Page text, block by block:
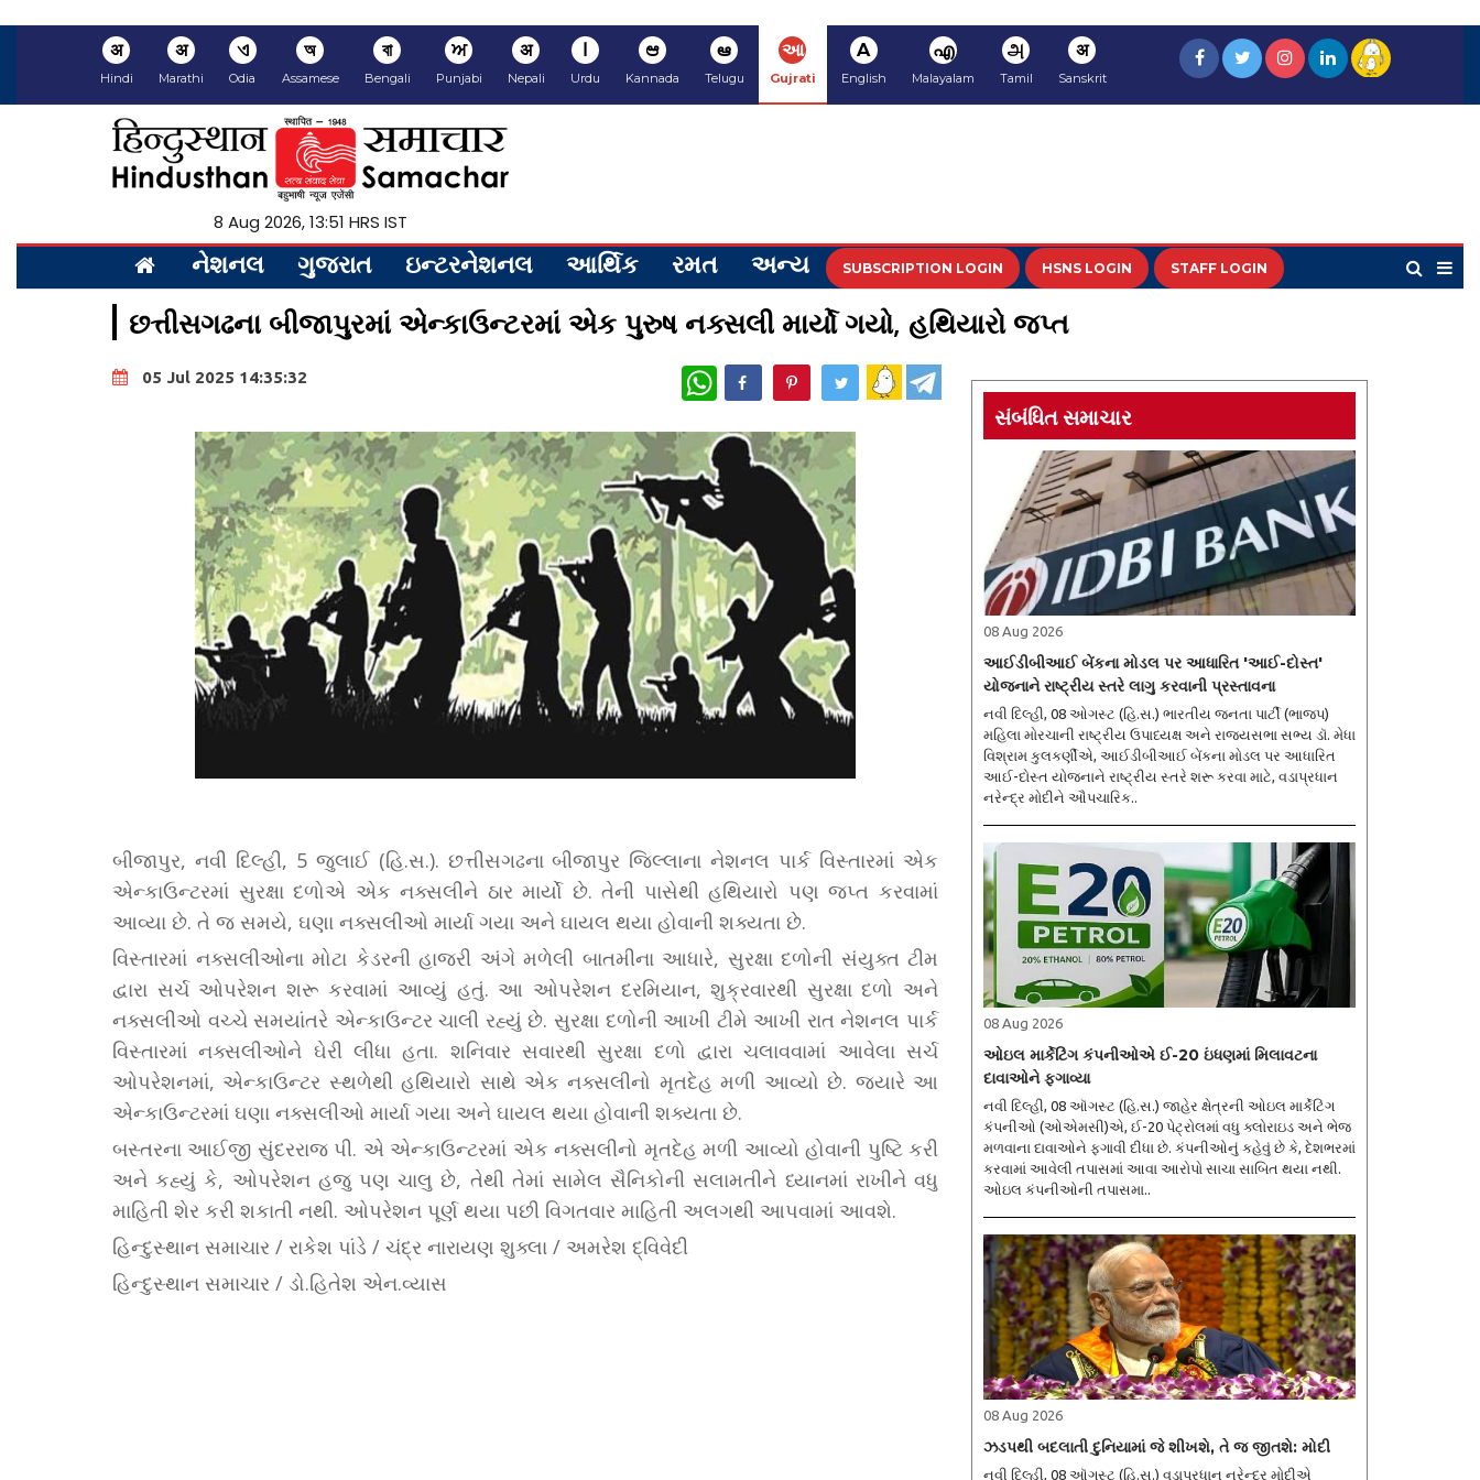
अ
Hindi
अ
Marathi
ଏ
Odia
অ
Assamese
বা
Bengali
ਅ
Punjabi
अ
Nepali
ا
Urdu
ಆ
Kannada
ఆ
Telugu
આ
Gujrati
A
English
എ
Malayalam
அ
Tamil
अ
Sanskrit
8 Aug 2026, 13:51 HRS IST
નેશનલ ગુજરાત ઇન્ટરનેશનલ આર્થિક રમત અન્ય SUBSCRIPTION LOGIN HSNS LOGIN STAFF LOGIN
છત્તીસગઢના બીજાપુરમાં એન્કાઉન્ટરમાં એક પુરુષ નક્સલી માર્યો ગયો, હથિયારો જપ્ત
05 Jul 2025 14:35:32 WhatsApp
બીજાપુર, નવી દિલ્હી, 5 જુલાઈ (હિ.સ.). છત્તીસગઢના બીજાપુર જિલ્લાના નેશનલ પાર્ક વિસ્તારમાં એક
એન્કાઉન્ટરમાં સુરક્ષા દળોએ એક નક્સલીને ઠાર માર્યો છે. તેની પાસેથી હથિયારો પણ જપ્ત કરવામાં
આવ્યા છે. તે જ સમયે, ઘણા નક્સલીઓ માર્યા ગયા અને ઘાયલ થયા હોવાની શક્યતા છે.
વિસ્તારમાં નક્સલીઓના મોટા કેડરની હાજરી અંગે મળેલી બાતમીના આધારે, સુરક્ષા દળોની સંયુક્ત ટીમ
દ્વારા સર્ચ ઓપરેશન શરૂ કરવામાં આવ્યું હતું. આ ઓપરેશન દરમિયાન, શુક્રવારથી સુરક્ષા દળો અને
નક્સલીઓ વચ્ચે સમયાંતરે એન્કાઉન્ટર ચાલી રહ્યું છે. સુરક્ષા દળોની આખી ટીમે આખી રાત નેશનલ પાર્ક
વિસ્તારમાં નક્સલીઓને ઘેરી લીધા હતા. શનિવાર સવારથી સુરક્ષા દળો દ્વારા ચલાવવામાં આવેલા સર્ચ
ઓપરેશનમાં, એન્કાઉન્ટર સ્થળેથી હથિયારો સાથે એક નક્સલીનો મૃતદેહ મળી આવ્યો છે. જ્યારે આ
એન્કાઉન્ટરમાં ઘણા નક્સલીઓ માર્યા ગયા અને ઘાયલ થયા હોવાની શક્યતા છે.
બસ્તરના આઈજી સુંદરરાજ પી. એ એન્કાઉન્ટરમાં એક નક્સલીનો મૃતદેહ મળી આવ્યો હોવાની પુષ્ટિ કરી
અને કહ્યું કે, ઓપરેશન હજુ પણ ચાલુ છે, તેથી તેમાં સામેલ સૈનિકોની સલામતીને ધ્યાનમાં રાખીને વધુ
માહિતી શેર કરી શકાતી નથી. ઓપરેશન પૂર્ણ થયા પછી વિગતવાર માહિતી અલગથી આપવામાં આવશે.
હિન્દુસ્થાન સમાચાર / રાકેશ પાંડે / ચંદ્ર નારાયણ શુક્લા / અમરેશ દ્વિવેદી
હિન્દુસ્થાન સમાચાર / ડો.હિતેશ એન.વ્યાસ
સંબંધિત સમાચાર
08 Aug 2026
આઈડીબીઆઈ બેંકના મોડલ પર આધારિત 'આઈ-દોસ્ત'
યોજનાને રાષ્ટ્રીય સ્તરે લાગુ કરવાની પ્રસ્તાવના
નવી દિલ્હી, 08 ઓગસ્ટ (હિ.સ.) ભારતીય જનતા પાર્ટી (ભાજપ)
મહિલા મોરચાની રાષ્ટ્રીય ઉપાધ્યક્ષ અને રાજ્યસભા સભ્ય ડૉ. મેધા
વિશ્રામ કુલકર્ણીએ, આઈડીબીઆઈ બેંકના મોડલ પર આધારિત
આઈ-દોસ્ત યોજનાને રાષ્ટ્રીય સ્તરે શરૂ કરવા માટે, વડાપ્રધાન
નરેન્દ્ર મોદીને ઔપચારિક..
08 Aug 2026
ઓઇલ માર્કેટિંગ કંપનીઓએ ઈ-20 ઇંધણમાં મિલાવટના
દાવાઓને ફગાવ્યા
નવી દિલ્હી, 08 ઑગસ્ટ (હિ.સ.) જાહેર ક્ષેત્રની ઓઇલ માર્કેટિંગ
કંપનીઓ (ઓએમસી)એ, ઈ-20 પેટ્રોલમાં વધુ ક્લોરાઇડ અને ભેજ
મળવાના દાવાઓને ફગાવી દીધા છે. કંપનીઓનું કહેવું છે કે, દેશભરમાં
કરવામાં આવેલી તપાસમાં આવા આરોપો સાચા સાબિત થયા નથી.
ઓઇલ કંપનીઓની તપાસમા..
08 Aug 2026
ઝડપથી બદલાતી દુનિયામાં જે શીખશે, તે જ જીતશે: મોદી
નવી દિલ્હી, 08 ઑગસ્ટ (હિ.સ.) વડાપ્રધાન નરેન્દ્ર મોદીએ